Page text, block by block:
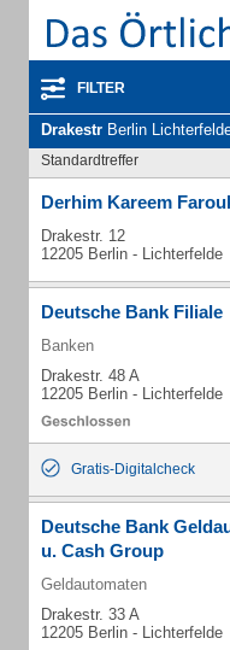
FILTER
Drakestr Berlin Lichterfelde -
Standardtreffer
Derhim Kareem
Drakestr. 12
12205 Berlin - Lichterfelde
Deutsche Bank Filiale
Banken
Drakestr. 48 A
12205 Berlin - Lichterfelde
Gratis-Digitalcheck
Deutsche Bank
u. Cash Group
Geldautomaten
Drakestr. 33 A
12205 Berlin - Lichterfelde